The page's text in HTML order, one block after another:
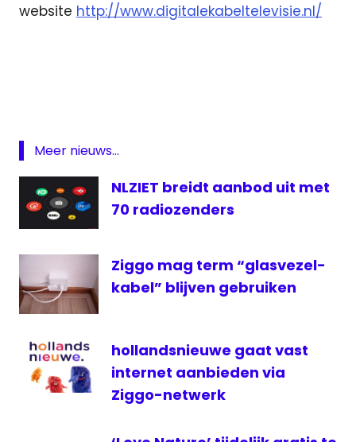
website http://www.digitalekabeltelevisie.nl/
kabel
QAm256
Radio
televisie
UPC
zender
ziggo
Meer nieuws...
NLZIET breidt aanbod uit met
70 radiozenders
Ziggo mag term “glasvezel-
kabel” blijven gebruiken
hollandsnieuwe gaat vast
internet aanbieden via
Ziggo-netwerk